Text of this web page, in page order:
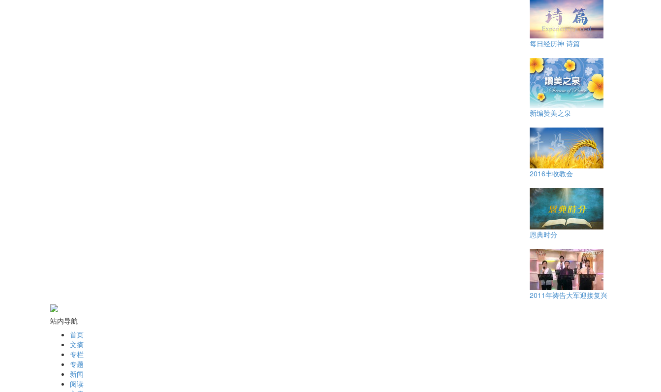
每日经历神 诗篇
新编赞美之泉
2016丰收教会
恩典时分
2011年祷告大军迎接复兴
站内导航
首页
文摘
专栏
专题
新闻
阅读